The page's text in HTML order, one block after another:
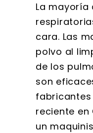
La
cara. Las
polvo al
de los
son
fabricantes
reciente en
un